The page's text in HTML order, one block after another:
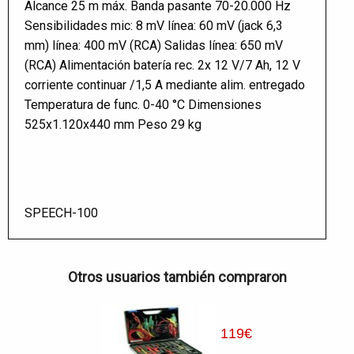
Alcance 25 m máx. Banda pasante 70-20.000 Hz
Sensibilidades mic: 8 mV línea: 60 mV (jack 6,3
mm) línea: 400 mV (RCA) Salidas línea: 650 mV
(RCA) Alimentación batería rec. 2x 12 V/7 Ah, 12 V
corriente continuar /1,5 A mediante alim. entregado
Temperatura de func. 0-40 °C Dimensiones
525x1.120x440 mm Peso 29 kg
SPEECH-100
Otros usuarios también compraron
119€